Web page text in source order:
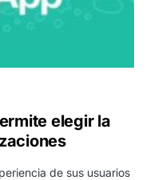
elegir la
de sus usuarios